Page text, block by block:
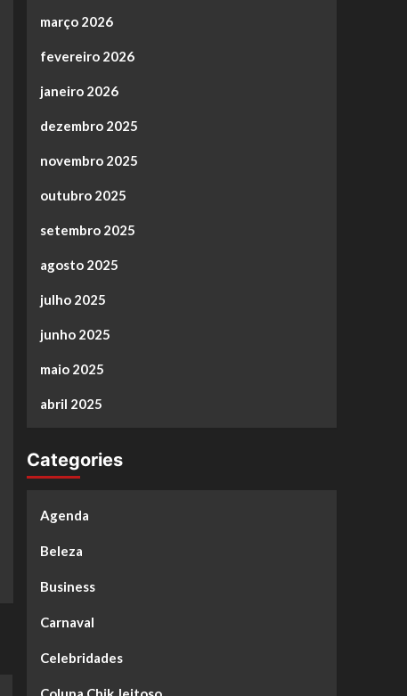
março 2026
fevereiro 2026
janeiro 2026
dezembro 2025
novembro 2025
outubro 2025
setembro 2025
agosto 2025
julho 2025
junho 2025
maio 2025
abril 2025
Categories
Agenda
Beleza
Business
Carnaval
Celebridades